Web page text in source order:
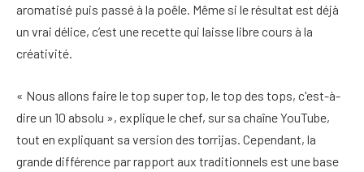
aromatisé puis passé à la poêle. Même si le résultat est déjà
un vrai délice, c’est une recette qui laisse libre cours à la
créativité.
« Nous allons faire le top super top, le top des tops, c'est-à-
dire un 10 absolu », explique le chef, sur sa chaîne YouTube,
tout en expliquant sa version des torrijas. Cependant, la
grande différence par rapport aux traditionnels est une base